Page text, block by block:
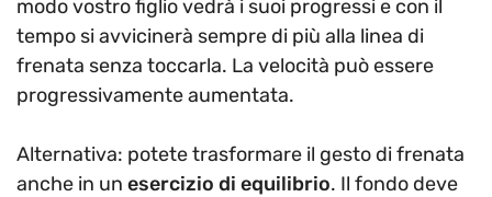
modo vostro figlio vedrà i suoi progressi e con il
tempo si avvicinerà sempre di più alla linea di
frenata senza toccarla. La velocità può essere
progressivamente aumentata.
Alternativa: potete trasformare il gesto di frenata
anche in un esercizio di equilibrio. Il fondo deve